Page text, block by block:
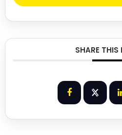
SHARE THIS